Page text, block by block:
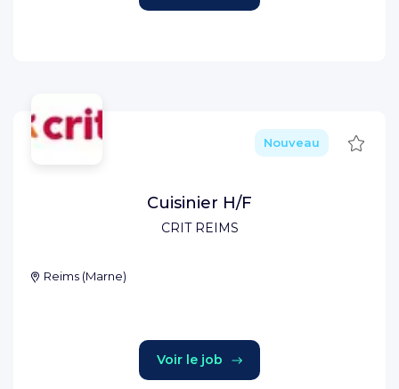
CRIT REIMS
Nouveau
Cuisinier H/F
Reims (Marne)
Voir le job